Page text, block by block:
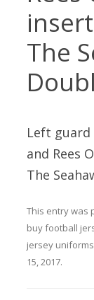
The
Left guard
and Rees
The
This entry was
buy football
jersey uniforms
15, 2017.